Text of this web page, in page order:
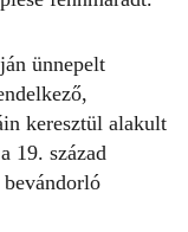
ünnepelt
keresztül alakult
19. század